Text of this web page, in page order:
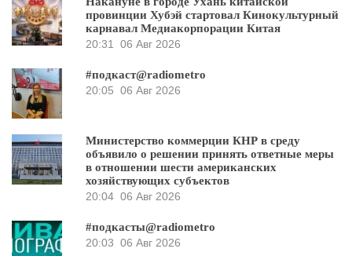
провинции Хубэй стартовал Кинокультурный
карнавал Медиакорпорации Китая
20:31
06 Авг 2026
#подкаст@radiometro
20:05 06 Авг 2026
Министерство коммерции КНР в среду
объявило о решении принять ответные меры
в отношении шести американских
хозяйствующих субъектов
20:04 06 Авг 2026
#подкасты@radiometro
20:03 06 Авг 2026